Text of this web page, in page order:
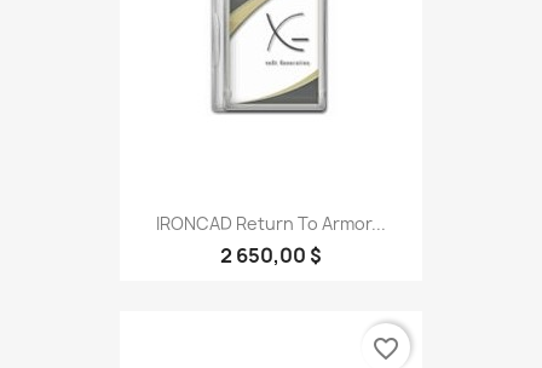
IRONCAD Return To Armor...
2 650,00 $
favorite_border